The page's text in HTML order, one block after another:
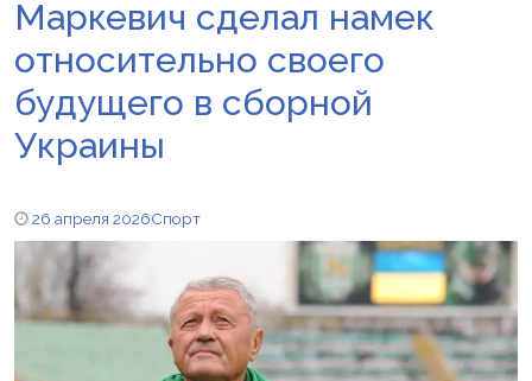
Маркевич сделал намек
относительно своего
будущего в сборной
Украины
26 апреля 2026Спорт